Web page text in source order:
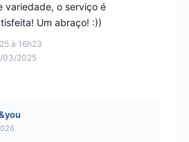
à 16h23
03/2025
variedade, o serviço é
Um abraço! :))